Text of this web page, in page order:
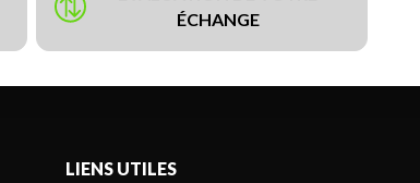
ÉCHANGE
LIENS UTILES